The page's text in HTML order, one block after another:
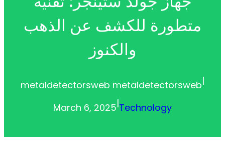
متطورة للكشف عن الذهب
والكنوز
metaldetectorsweb metaldetectorsweb|
March 6, 2025|Technology